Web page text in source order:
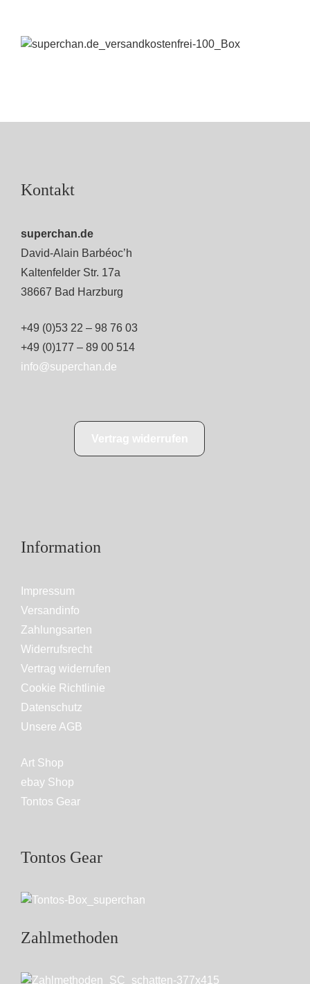
Kontakt
superchan.de
David-Alain Barbéoc’h
Kaltenfelder Str. 17a
38667 Bad Harzburg
+49 (0)53 22 – 98 76 03
+49 (0)177 – 89 00 514
info@superchan.de
Information
Impressum
Versandinfo
Zahlungsarten
Widerrufsrecht
Vertrag widerrufen
Cookie Richtlinie
Datenschutz
Unsere AGB
Art Shop
ebay Shop
Tontos Gear
Tontos Gear
Zahlmethoden